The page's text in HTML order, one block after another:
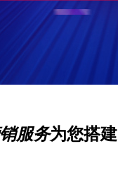
服务为您搭建